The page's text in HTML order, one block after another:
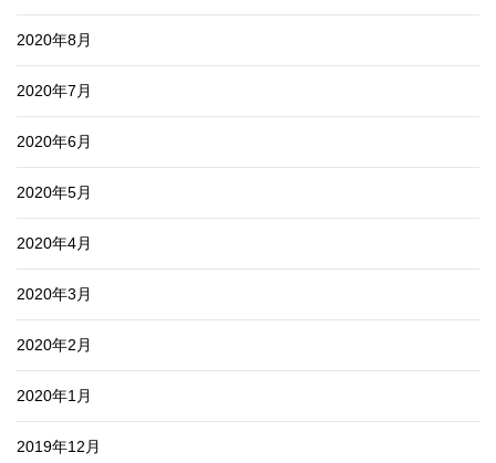
2020年8月
2020年7月
2020年6月
2020年5月
2020年4月
2020年3月
2020年2月
2020年1月
2019年12月